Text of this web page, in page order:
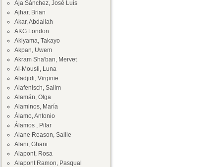
Aja Sánchez, José Luis
Ajhar, Brian
Akar, Abdallah
AKG London
Akiyama, Takayo
Akpan, Uwem
Akram Sha'ban, Mervet
Al-Mousli, Luna
Aladjidi, Virginie
Alafenisch, Salim
Alamán, Olga
Alaminos, María
Álamo, Antonio
Álamos , Pilar
Alane Reason, Sallie
Alani, Ghani
Alapont, Rosa
Alapont Ramon, Pasqual